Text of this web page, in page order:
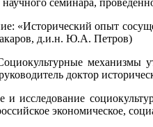
«Исторический опыт
д.и.н. Ю.А. Петров)
механизмы
доктор
и исследование
экономическое,